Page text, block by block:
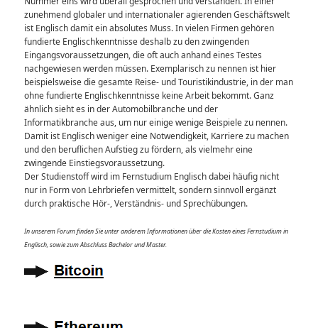
zunehmend globaler und internationaler agierenden Geschäftswelt
ist Englisch damit ein absolutes Muss. In vielen Firmen gehören
fundierte Englischkenntnisse deshalb zu den zwingenden
Eingangsvoraussetzungen, die oft auch anhand eines Testes
nachgewiesen werden müssen. Exemplarisch zu nennen ist hier
beispielsweise die gesamte Reise- und Touristikindustrie, in der man
ohne fundierte Englischkenntnisse keine Arbeit bekommt. Ganz
ähnlich sieht es in der Automobilbranche und der
Informatikbranche aus, um nur einige wenige Beispiele zu nennen.
Damit ist Englisch weniger eine Notwendigkeit, Karriere zu machen
und den beruflichen Aufstieg zu fördern, als vielmehr eine
zwingende Einstiegsvoraussetzung.
Der Studienstoff wird im Fernstudium Englisch dabei häufig nicht
nur in Form von Lehrbriefen vermittelt, sondern sinnvoll ergänzt
durch praktische Hör-, Verständnis- und Sprechübungen.
In unserem Forum finden Sie unter anderem Informationen über die Kosten eines Fernstudium in
Englisch, sowie zum Abschluss Bachelor und Master.